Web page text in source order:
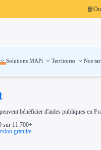
📘
Solutions MAPi Territoires Nos
financières entreprise
innovation
international
numérique
bénéficier d'aides publiques en
sur 11 700+
gratuite